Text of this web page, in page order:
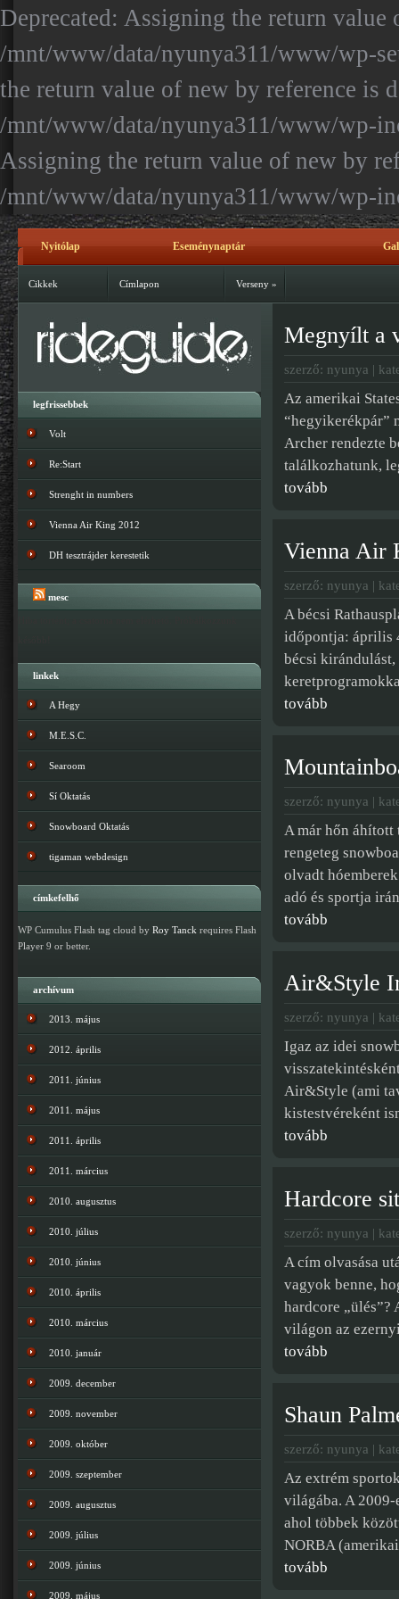
Deprecated: Assigning the return value
/mnt/www/data/nyunya311/www/wp-
the return value of new by reference is
/mnt/www/data/nyunya311/www/wp-
Assigning the return value of new by
/mnt/www/data/nyunya311/www/wp-
Nyitólap Eseménynaptár
Kapcsolat
Cikkek Címlapon Verseny »
Megnyílt a
szerző: nyunya |
Az amerikai
“hegyikerékpár”
Archer rendezte
találkozhatunk,
tovább
Vienna Air
szerző: nyunya |
A bécsi
időpontja: április
bécsi
tovább
szerző: nyunya |
A már hőn áhított
rengeteg
olvadt
adó és sportja
tovább
Air&Style
szerző: nyunya |
Igaz az idei
Air&Style (ami
kistestvéreként
tovább
Hardcore
szerző: nyunya |
A cím olvasása
vagyok benne,
hardcore „ülés”?
világon az
tovább
Shaun
szerző: nyunya |
Az extrém
világába. A
ahol többek
NORBA
tovább
legfrissebbek
Volt
Re:Start
Strenght in numbers
Vienna Air King 2012
DH tesztrájder kerestetik
mesc
linkek
A Hegy
M.E.S.C.
Searoom
Sí Oktatás
Snowboard Oktatás
tigaman webdesign
címkefelhő
WP Cumulus Flash tag cloud by Roy Tanck requires Flash
Player 9 or better.
archívum
2013. május
2012. április
2011. június
2011. május
2011. április
2011. március
2010. augusztus
2010. július
2010. június
2010. április
2010. március
2010. január
2009. december
2009. november
2009. október
2009. szeptember
2009. augusztus
2009. július
2009. június
2009. május